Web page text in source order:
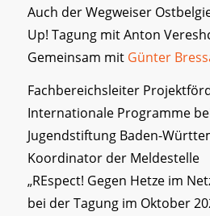
Auch der Wegweiser
Up! Tagung mit Anton
Gemeinsam mit Günter
Fachbereichsleiter
Internationale Programme
Jugendstiftung Baden-
Koordinator der Meldestelle
„REspect! Gegen Hetze im
bei der Tagung im Oktober